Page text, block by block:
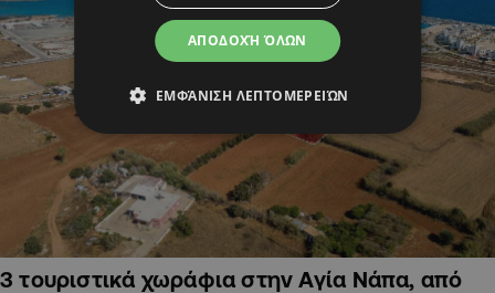
3 τουριστικά χωράφια στην Αγία Νάπα, από
ΑΠΟΔΟΧΉ ΌΛΩΝ
ΕΜΦΆΝΙΣΗ ΛΕΠΤΟΜΕΡΕΙΏΝ